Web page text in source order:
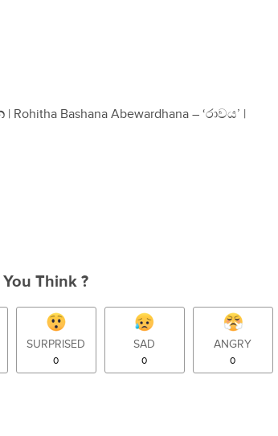
| Rohitha Bashana Abewardhana – ‘රාවය’ |
Think ?
SURPRISED
0
SAD
0
ANGRY
0